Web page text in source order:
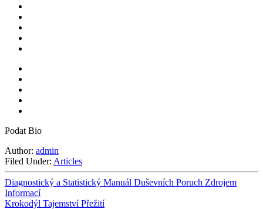
Podat Bio
Author: admin
Filed Under: Articles
Diagnostický a Statistický Manuál Duševních Poruch Zdrojem
Informací
Krokodýl Tajemství Přežití